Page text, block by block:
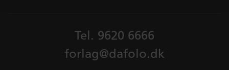
Seriens redaktører er:
Thomas Nordahl
Professor i pædagogik ved Senter for
Tel. 9620 6666
forlag@dafolo.dk